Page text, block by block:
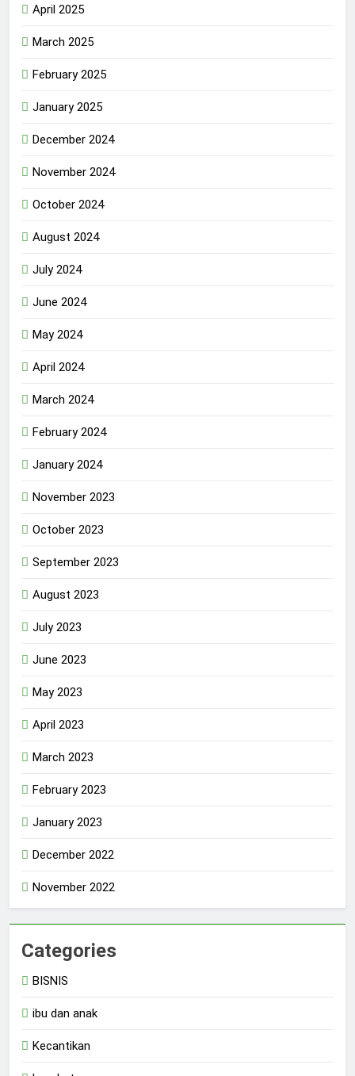
April 2025
March 2025
February 2025
January 2025
December 2024
November 2024
October 2024
August 2024
July 2024
June 2024
May 2024
April 2024
March 2024
February 2024
January 2024
November 2023
October 2023
September 2023
August 2023
July 2023
June 2023
May 2023
April 2023
March 2023
February 2023
January 2023
December 2022
November 2022
Categories
BISNIS
ibu dan anak
Kecantikan